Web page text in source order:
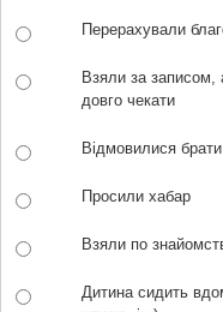
Перерахували
Взяли за записом,
довго чекати
Відмовилися брати
Просили хабар
Взяли по
Дитина сидить